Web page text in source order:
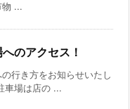
物 ...
のアクセス！
行き方をお知らせいたし
車場は店の ...